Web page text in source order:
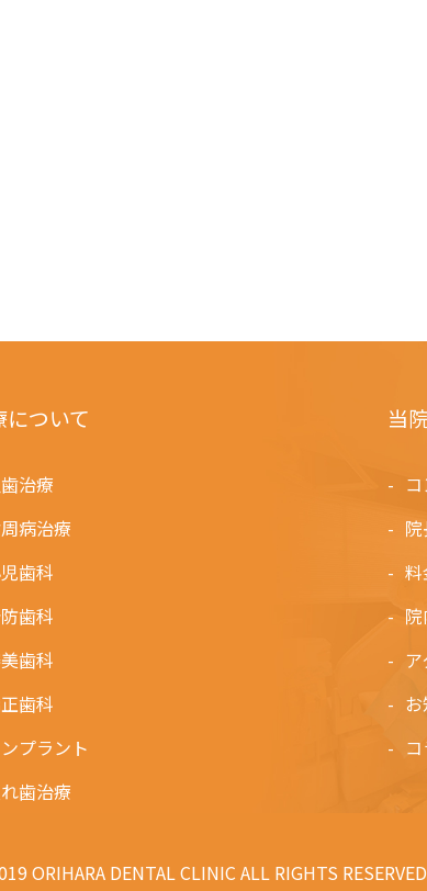
について
治療
病治療
歯科
歯科
歯科
歯科
プラント
歯治療
当
ORIHARA DENTAL CLINIC ALL RIGHTS